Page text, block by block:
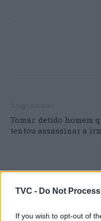
TVC - Do Not
If you wish to opt-out of
Tomar: detido homem
tentou assassinar a
ARTIGOS